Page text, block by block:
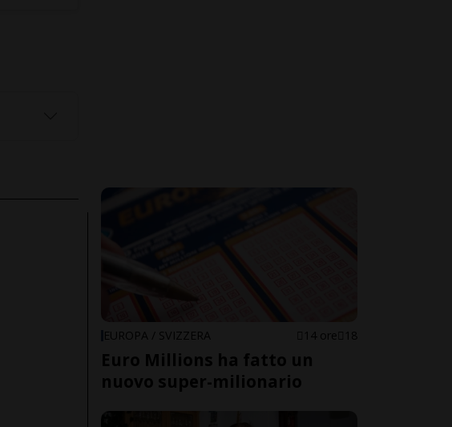
EUROPA / SVIZZERA 14 ore 18
Euro Millions ha fatto un
nuovo super-milionario